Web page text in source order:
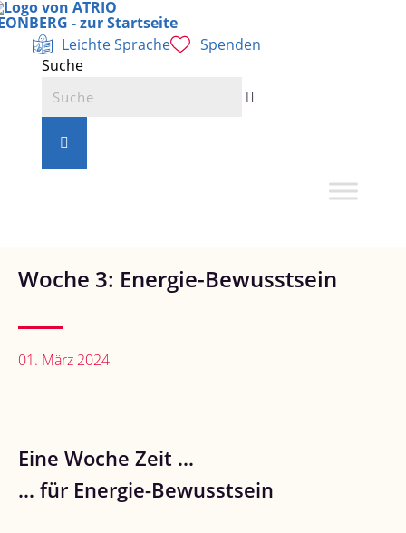
Zum
Inhalt
springen
Leichte Sprache
Spenden
Suche
Woche 3: Energie-Bewusstsein
01. März 2024
Eine Woche Zeit …
… für Energie-Bewusstsein